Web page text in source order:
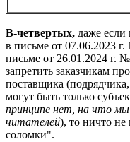
В-четвертых, даже
в письме от 07.06.2023
письме от 26.01.2024 г.
запретить заказчикам
поставщика
могут быть только
принципе нет, на что мы
читателей), то ничто не
соломки".